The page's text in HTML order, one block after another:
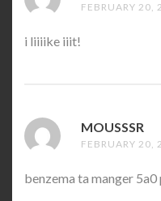
FEBRUARY 20,
i liiiike iiit!
MOUSSSR
FEBRUARY 20,
benzema ta manger